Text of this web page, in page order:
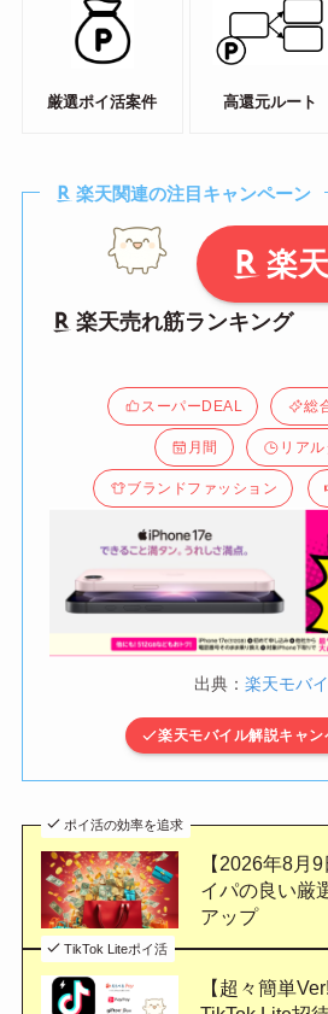
厳選ポイ活案件 高還元ルート
楽天関連の注目キャンペーン
楽
楽天売れ筋ランキング
スーパーDEAL 総
月間 リア
ブランドファッション
出典： 楽天モバ
楽天モバイル解説キャン
ポイ活の効率を追求
【2026年8月
イパの良い厳
アップ
TikTok Liteポイ活
【超々簡単